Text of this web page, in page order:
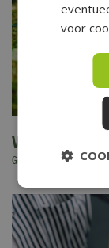
Vakantietips
Gepubliceerd op 6
voor